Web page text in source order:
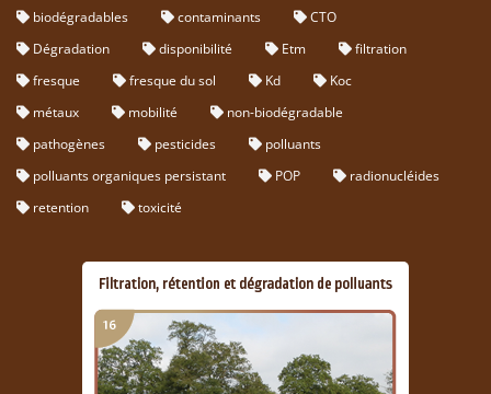
biodégradables contaminants
CTO
Dégradation
disponibilité Etm
filtration
fresque
fresque du sol Kd
Koc
métaux
mobilité
non-biodégradable
pathogènes
pesticides
polluants
polluants organiques persistant
POP
radionucléides
retention
toxicité